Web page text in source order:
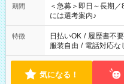
スタッフ スイーツ販
業界から入社して活躍
期間
＜急募＞即日～長期
には選考案内♪
特徴 日払いOK / 履歴書不要
服装自由 / 電話対応な
気になる！